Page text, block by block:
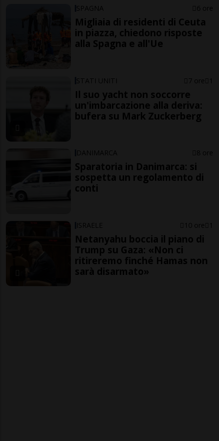
SPAGNA 6 ore
Migliaia di residenti di Ceuta
in piazza, chiedono risposte
alla Spagna e all'Ue
STATI UNITI 7 ore 1
Il suo yacht non soccorre
un'imbarcazione alla deriva:
bufera su Mark Zuckerberg
DANIMARCA 8 ore
Sparatoria in Danimarca: si
sospetta un regolamento di
conti
ISRAELE 10 ore 1
Netanyahu boccia il piano di
Trump su Gaza: «Non ci
ritireremo finché Hamas non
sarà disarmato»